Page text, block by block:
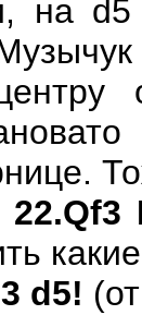
на
22.Qf3
d5!